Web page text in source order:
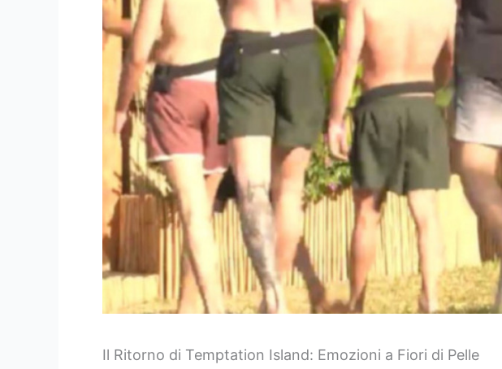
Il Ritorno di Temptation Island: Emozioni a Fiori di Pelle